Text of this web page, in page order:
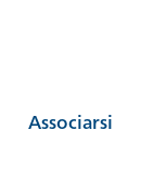
Associarsi